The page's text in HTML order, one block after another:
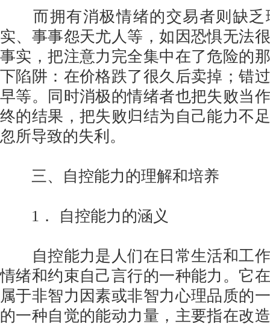
而拥有消极情绪的交易者则缺乏
实、事事怨天尤人等，如因恐惧无法
事实，把注意力完全集中在了危险的
下陷阱：在价格跌了很久后卖掉；错
早等。同时消极的情绪者也把失败当
终的结果，把失败归结为自己能力不
忽所导致的失利。
三、自控能力的理解和培养
1． 自控能力的涵义
自控能力是人们在日常生活和工作
情绪和约束自己言行的一种能力。它
属于非智力因素或非智力心理品质的
的一种自觉的能动力量，主要指在改